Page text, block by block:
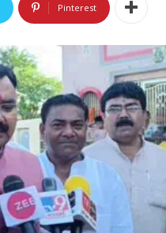
Pinterest